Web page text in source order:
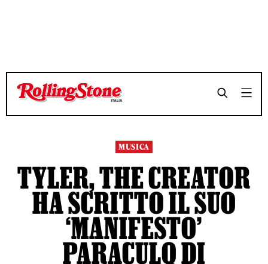
TEMPO DI LETTURA 9 MINUTI SHARE
TEMPO DI LETTURA 9 MINUTI SHARE
MUSICA
TYLER, THE CREATOR
HA SCRITTO IL SUO
‘MANIFESTO’
PARACULO DI